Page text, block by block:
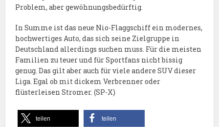
Problem, aber gewöhnungsbedürftig.
In Summe ist das neue Nio-Flaggschiff ein modernes,
hochwertiges Auto, das sich seine Zielgruppe in
Deutschland allerdings suchen muss. Für die meisten
Familien zu teuer und für Sportfans nicht bissig
genug. Das gilt aber auch für viele andere SUV dieser
Liga. Egal ob mit dickem Verbrenner oder
flüsterleisen Stromer. (SP-X)
teilen teilen